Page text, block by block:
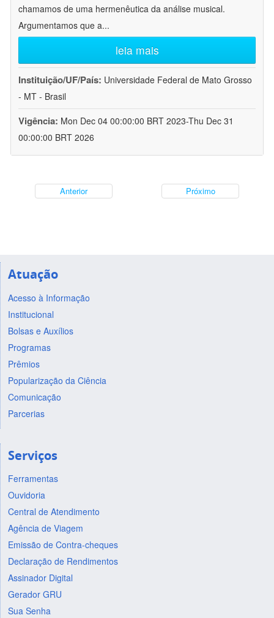
chamamos de uma hermenêutica da análise musical.
Argumentamos que a...
leia mais
Instituição/UF/País: Universidade Federal de Mato Grosso
- MT - Brasil
Vigência: Mon Dec 04 00:00:00 BRT 2023-Thu Dec 31
00:00:00 BRT 2026
Anterior Próximo
Atuação
Acesso à Informação
Institucional
Bolsas e Auxílios
Programas
Prêmios
Popularização da Ciência
Comunicação
Parcerias
Serviços
Ferramentas
Ouvidoria
Central de Atendimento
Agência de Viagem
Emissão de Contra-cheques
Declaração de Rendimentos
Assinador Digital
Gerador GRU
Sua Senha